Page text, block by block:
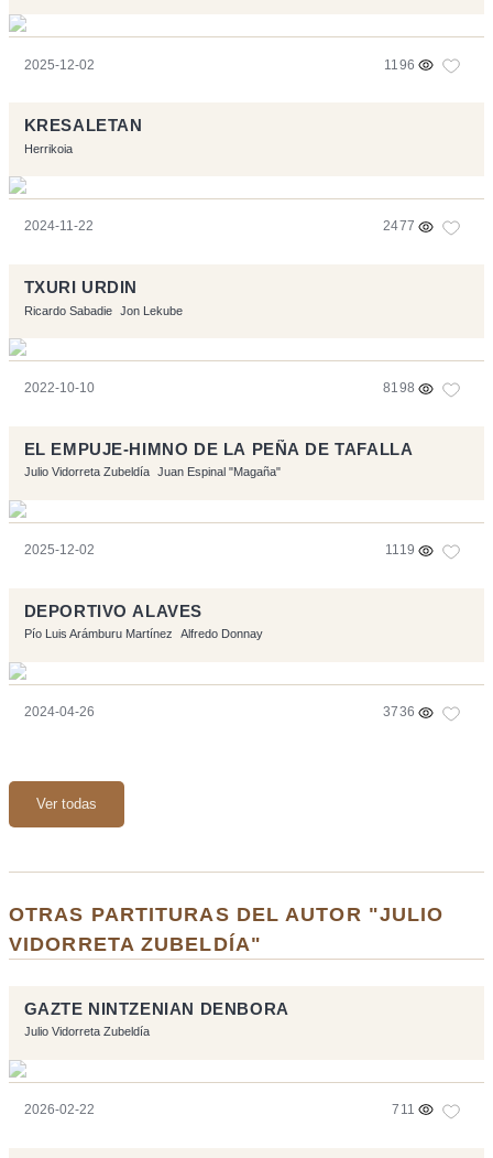
2025-12-02 1196
KRESALETAN
Herrikoia
2024-11-22 2477
TXURI URDIN
Ricardo Sabadie Jon Lekube
2022-10-10 8198
EL EMPUJE-HIMNO DE LA PEÑA DE TAFALLA
Julio Vidorreta Zubeldía Juan Espinal "Magaña"
2025-12-02 1119
DEPORTIVO ALAVES
Pío Luis Arámburu Martínez Alfredo Donnay
2024-04-26 3736
Ver todas
OTRAS PARTITURAS DEL AUTOR "JULIO
VIDORRETA ZUBELDÍA"
GAZTE NINTZENIAN DENBORA
Julio Vidorreta Zubeldía
2026-02-22 711